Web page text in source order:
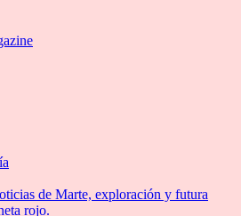
de Marte, exploración y futura
rojo.